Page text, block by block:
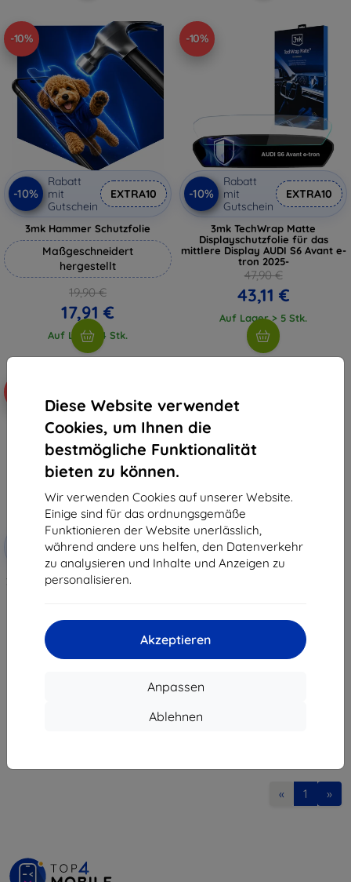
Diese Website verwendet
Cookies, um Ihnen die
bestmögliche Funktionalität
bieten zu können.
Wir verwenden Cookies auf unserer Website.
Einige sind für das ordnungsgemäße
Funktionieren der Website unerlässlich,
während andere uns helfen, den Datenverkehr
zu analysieren und Inhalte und Anzeigen zu
personalisieren.
Akzeptieren
Anpassen
Ablehnen
-10%
-10%
Rabatt
mit
Gutschein
EXTRA10
3mk Hammer Schutzfolie
Maßgeschneidert
hergestellt
19,90 €
17,91 €
Auf Lager 4 Stk.
-10%
-10%
Rabatt
mit
Gutschein
EXTRA10
3mk TechWrap Matte
Displayschutzfolie für das
mittlere Display AUDI S6 Avant e-
tron 2025-
47,90 €
43,11 €
Auf Lager > 5 Stk.
Rabatt
mit
Gutschein
EXTRA10
3mk TechWrap Matte Schutzfolie
47,90 €
Auf Lager > 5 Stk.
« 1 »